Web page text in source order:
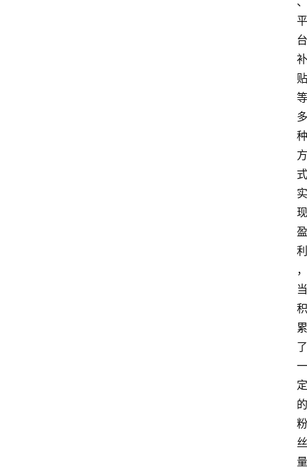
平
台
补
贴
等
多
种
方
式
实
现
盈
利
，
当
积
累
了
一
定
的
粉
丝
量